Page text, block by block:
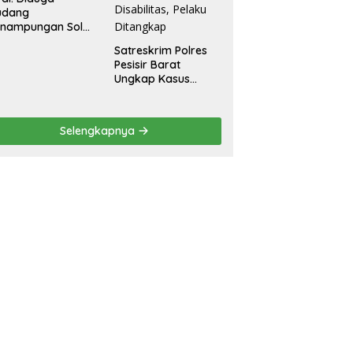
Solar
Satreskrim Polres
Pesisir Barat
Ungkap Kasus
Penyandang
Disabilitas, Pelaku
Ditangkap
Selengkapnya